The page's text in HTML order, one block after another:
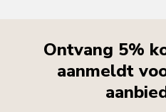
Ontvang 5%
aanmeldt